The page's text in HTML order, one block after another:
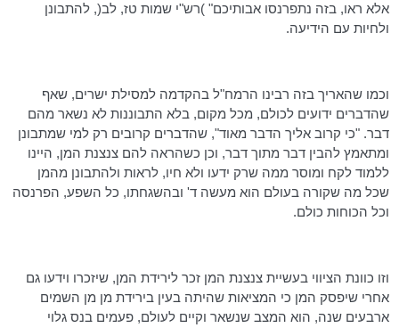
אלא ראו, בזה נתפרנסו אבותיכם" )רש"י שמות טז, לב(, להתבונן
ולחיות עם הידיעה.
וכמו שהאריך בזה רבינו הרמח"ל בהקדמה למסילת ישרים, שאף
שהדברים ידועים לכולם, מכל מקום, בלא התבוננות לא נשאר מהם
דבר. "כי קרוב אליך הדבר מאוד", שהדברים קרובים רק למי שמתבונן
ומתאמץ להבין דבר מתוך דבר, וכן כשהראה להם צנצנת המן, היינו
ללמוד לקח ומוסר ממה שרק ידעו ולא חיו, לראות ולהתבונן מהמן
שכל מה שקורה בעולם הוא מעשה ד' ובהשגחתו, כל השפע, הפרנסה
וכל הכוחות כולם.
וזו כוונת הציווי בעשיית צנצנת המן זכר לירידת המן, שיזכרו וידעו גם
אחרי שיפסק המן כי המציאות שהיתה בעין בירידת מן מן השמים
ארבעים שנה, הוא המצב שנשאר וקיים לעולם, פעמים בנס גלוי